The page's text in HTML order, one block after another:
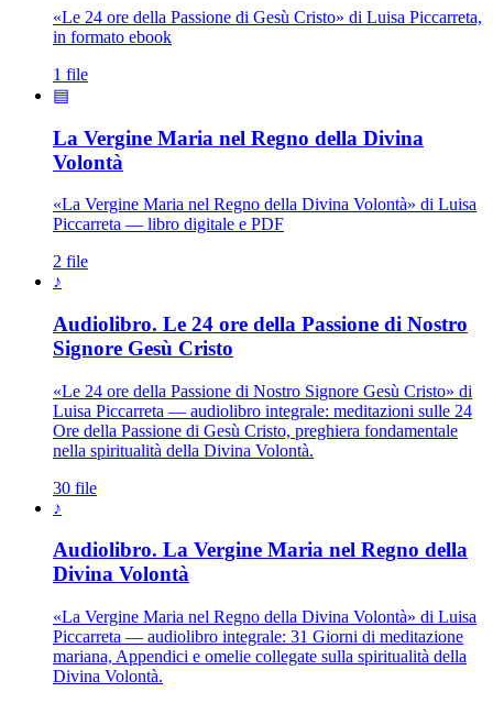
«Le 24 ore della Passione di Gesù Cristo» di Luisa Piccarreta,
in formato ebook
1 file
▤
La Vergine Maria nel Regno della Divina
Volontà
«La Vergine Maria nel Regno della Divina Volontà» di Luisa
Piccarreta — libro digitale e PDF
2 file
♪
Audiolibro. Le 24 ore della Passione di Nostro
Signore Gesù Cristo
«Le 24 ore della Passione di Nostro Signore Gesù Cristo» di
Luisa Piccarreta — audiolibro integrale: meditazioni sulle 24
Ore della Passione di Gesù Cristo, preghiera fondamentale
nella spiritualità della Divina Volontà.
30 file
♪
Audiolibro. La Vergine Maria nel Regno della
Divina Volontà
«La Vergine Maria nel Regno della Divina Volontà» di Luisa
Piccarreta — audiolibro integrale: 31 Giorni di meditazione
mariana, Appendici e omelie collegate sulla spiritualità della
Divina Volontà.